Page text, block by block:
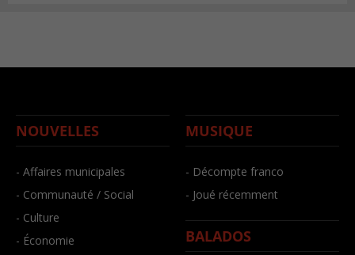
NOUVELLES
- Affaires municipales
- Communauté / Social
- Culture
- Économie
MUSIQUE
- Décompte franco
- Joué récemment
BALADOS